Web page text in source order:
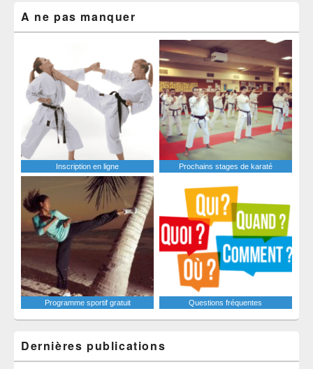
A ne pas manquer
Inscription en ligne Prochains stages de karaté
Programme sportif gratuit Questions fréquentes
Dernières publications